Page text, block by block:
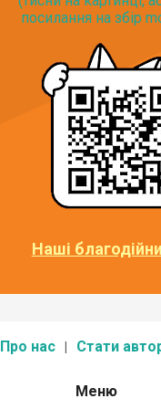
посилання на збір
Наші
Про нас Стати
Меню